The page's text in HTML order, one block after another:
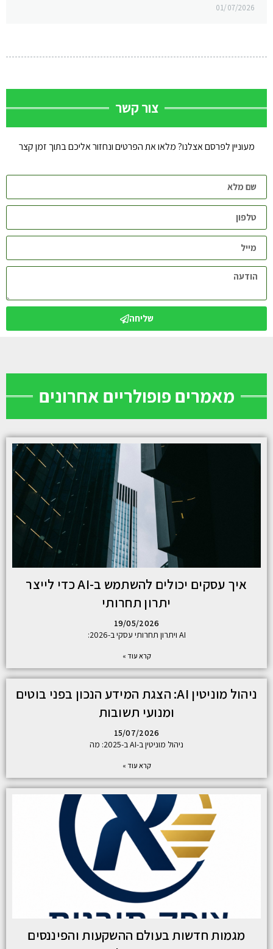
01/07/2026
צור קשר
מעוניין לפרסם אצלנו? מלאו את הפרטים ונחזור אליכם בתוך זמן קצר
שליחה
מאמרים פופולריים אחרונים
איך עסקים יכולים להשתמש ב-AI כדי לייצר
יתרון תחרותי
19/05/2026
AI ויתרון תחרותי עסקי ב-2026:
קרא עוד »
ניהול מוניטין AI: הצגת המידע הנכון בפני בוטים
ומנועי תשובות
15/07/2026
ניהול מוניטין ב-AI ב-2025: מה
קרא עוד »
מגמות חדשות בעולם ההשקעות והפיננסים